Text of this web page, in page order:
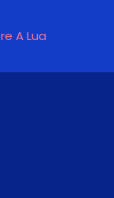
A Lua